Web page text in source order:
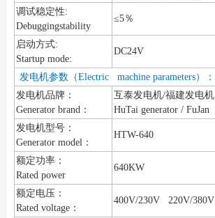
调试稳定性:
Debuggingstability
≤5％
启动方式:
Startup mode:
DC24V
发电机参数（Electric machine parameters）：
发电机品牌：
Generator brand：
互泰发电机/福建发电机
HuTai generator / FuJan
发电机型号：
Generator model：
HTW-640
额定功率：
Rated power
640KW
额定电压：
Rated voltage：
400V/230V 220V/380V